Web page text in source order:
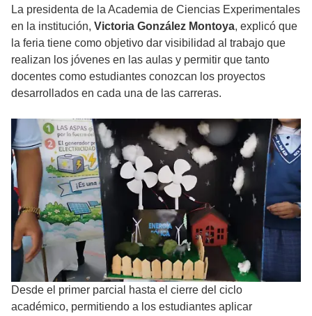
La presidenta de la Academia de Ciencias Experimentales
en la institución, Victoria González Montoya, explicó que
la feria tiene como objetivo dar visibilidad al trabajo que
realizan los jóvenes en las aulas y permitir que tanto
docentes como estudiantes conozcan los proyectos
desarrollados en cada una de las carreras.
Desde el primer parcial hasta el cierre del ciclo
académico, permitiendo a los estudiantes aplicar